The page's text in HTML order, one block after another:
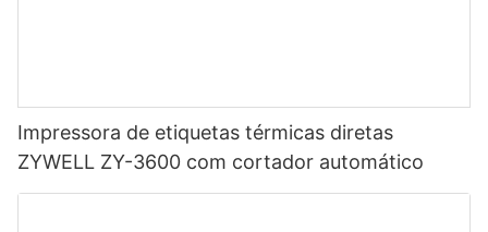
Impressora de etiquetas térmicas diretas
ZYWELL ZY-3600 com cortador automático